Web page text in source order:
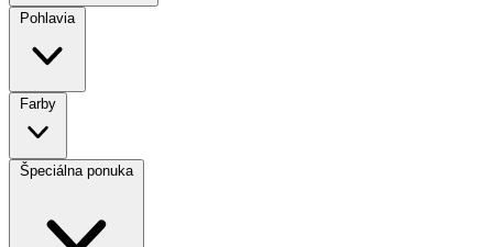
Pohlavia
Farby
Špeciálna ponuka